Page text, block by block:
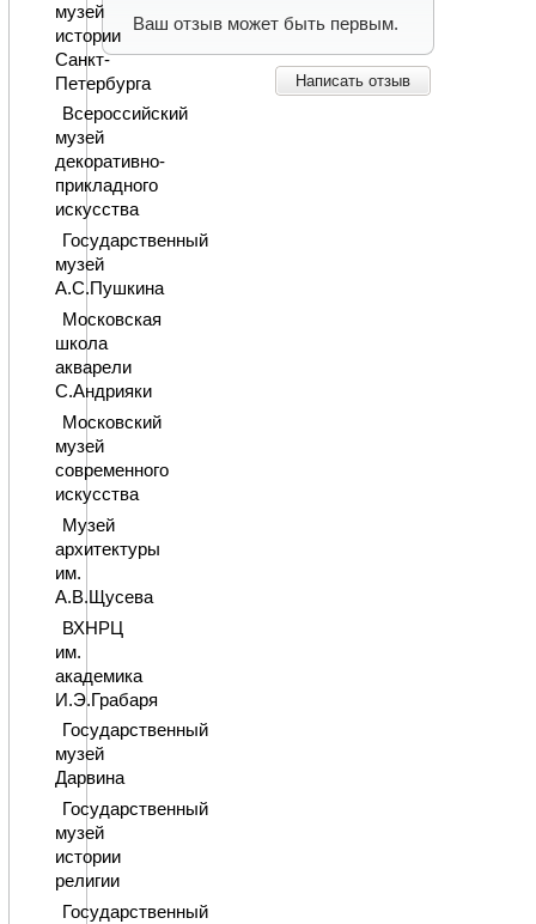
Ваш отзыв может быть первым.
Написать отзыв
музей
истории
Санкт-
Петербурга
Всероссийский
музей
декоративно-
прикладного
искусства
Государственный
музей
А.С.Пушкина
Московская
школа
акварели
С.Андрияки
Московский
музей
современного
искусства
Музей
архитектуры
им.
А.В.Щусева
ВХНРЦ
им.
академика
И.Э.Грабаря
Государственный
музей
Дарвина
Государственный
музей
истории
религии
Государственный